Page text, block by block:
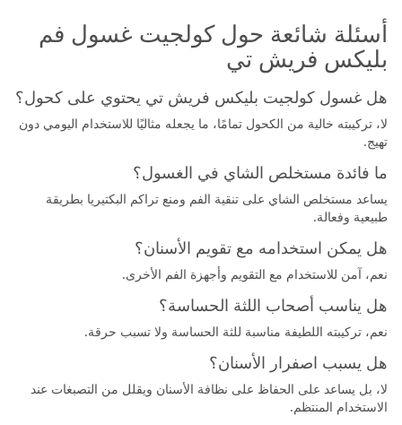
أسئلة شائعة حول كولجيت غسول فم
بليكس فريش تي
هل غسول كولجيت بليكس فريش تي يحتوي على كحول؟
لا، تركيبته خالية من الكحول تمامًا، ما يجعله مثاليًا للاستخدام اليومي دون
تهيج.
ما فائدة مستخلص الشاي في الغسول؟
يساعد مستخلص الشاي على تنقية الفم ومنع تراكم البكتيريا بطريقة
طبيعية وفعالة.
هل يمكن استخدامه مع تقويم الأسنان؟
نعم، آمن للاستخدام مع التقويم وأجهزة الفم الأخرى.
هل يناسب أصحاب اللثة الحساسة؟
نعم، تركيبته اللطيفة مناسبة للثة الحساسة ولا تسبب حرقة.
هل يسبب اصفرار الأسنان؟
لا، بل يساعد على الحفاظ على نظافة الأسنان ويقلل من التصبغات عند
الاستخدام المنتظم.